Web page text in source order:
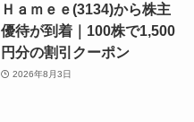
Ｈａｍｅｅ(3134)から株主
優待が到着｜100株で1,500
円分の割引クーポン
2026年8月3日